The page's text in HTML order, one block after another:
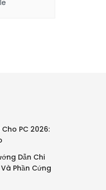
PC 2026:
Dẫn Chi
Phần Cứng